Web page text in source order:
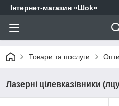
Інтернет-магазин «Шоk»
Товари та послуги
Лазерні цілевказівники